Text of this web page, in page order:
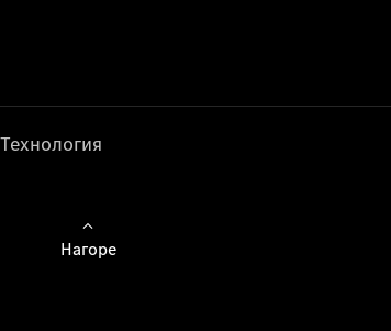
Технология
Нагоре